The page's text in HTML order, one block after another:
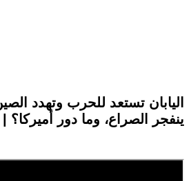
اليابان تستعد للحرب وتهدد
ينفجر الصراع، وما دور